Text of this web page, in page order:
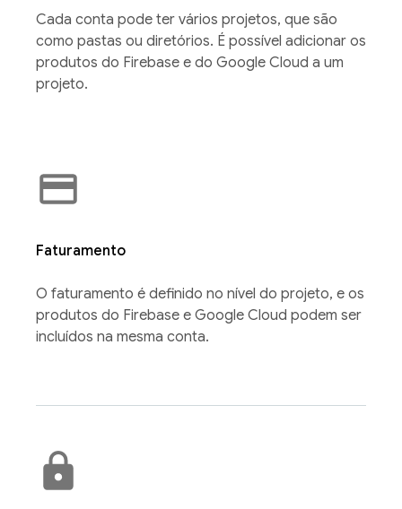
Cada conta pode ter vários projetos, que são
como pastas ou diretórios. É possível adicionar os
produtos do Firebase e do Google Cloud a um
projeto.
Faturamento
O faturamento é definido no nível do projeto, e os
produtos do Firebase e Google Cloud podem ser
incluídos na mesma conta.